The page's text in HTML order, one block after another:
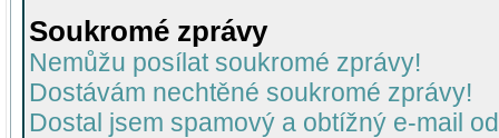
Soukromé zprávy
Nemůžu posílat soukromé zprávy!
Dostávám nechtěné soukromé zprávy!
Dostal jsem spamový a obtížný e-mail